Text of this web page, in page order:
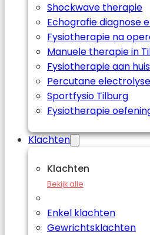
Shockwave therapie
Echografie diagnose
Fysiotherapie na
Manuele therapie in
Fysiotherapie aan huis
Percutane
Sportfysio Tilburg
Fysiotherapie
Klachten
Klachten
Bekijk alle
Enkel klachten
Gewrichtsklachten